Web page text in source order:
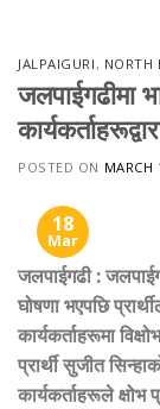
JALPAIGURI, NORTH
जलपाईगढीमा
POSTED ON MARCH
18
Mar
जलपाईगढी:
घोषणा भएपछि
कार्यकर्ताहरूमा
प्रार्थी सुजीत
कार्यकर्ताहरूले